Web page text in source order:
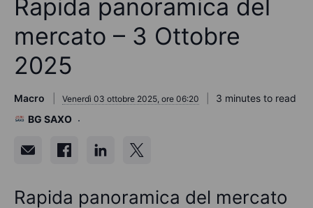
Rapida panoramica del
mercato – 3 Ottobre
2025
Macro Venerdì 03 ottobre 2025, ore 06:20
3 minutes to read
BG SAXO
Rapida panoramica del mercato